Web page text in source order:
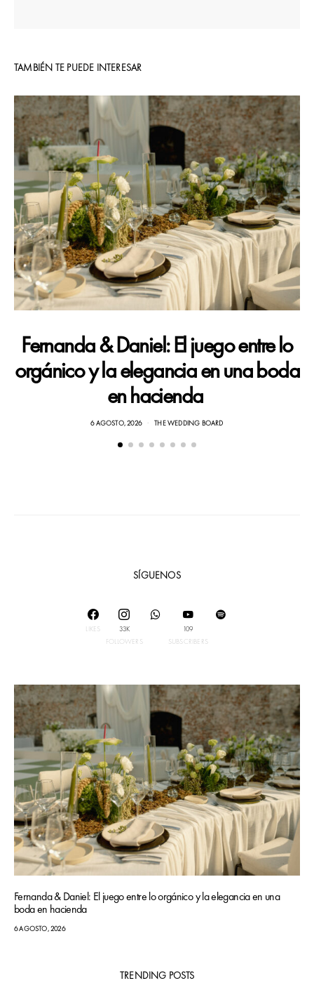
TAMBIÉN TE PUEDE INTERESAR
Fernanda & Daniel: El juego entre lo
orgánico y la elegancia en una boda
en hacienda
6 AGOSTO, 2026 THE WEDDING BOARD
SÍGUENOS
LIKES
33K
FOLLOWERS
109
SUBSCRIBERS
Fernanda & Daniel: El juego entre lo orgánico y la elegancia en una
boda en hacienda
6 AGOSTO, 2026
TRENDING POSTS